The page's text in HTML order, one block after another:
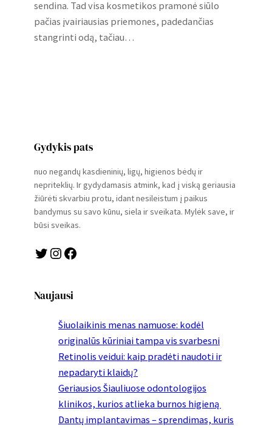
sendina. Tad visa kosmetikos pramonė siūlo
pačias įvairiausias priemones, padedančias
stangrinti odą, tačiau…
Gydykis pats
nuo negandų kasdieninių, ligų, higienos bėdų ir
nepriteklių. Ir gydydamasis atmink, kad į viską geriausia
žiūrėti skvarbiu protu, idant nesileistum į paikus
bandymus su savo kūnu, siela ir sveikata. Mylėk save, ir
būsi sveikas.
Twitter Instagram Facebook
Naujausi
Šiuolaikinis menas namuose: kodėl
originalūs kūriniai tampa vis svarbesni
Retinolis veidui: kaip pradėti naudoti ir
nepadaryti klaidų?
Geriausios Šiauliuose odontologijos
klinikos, kurios atlieka burnos higieną
Dantų implantavimas – sprendimas, kuris